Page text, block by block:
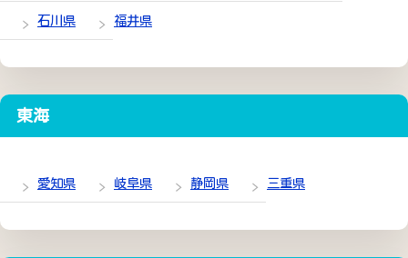
石川県 福井県
東海
愛知県 岐阜県 静岡県 三重県